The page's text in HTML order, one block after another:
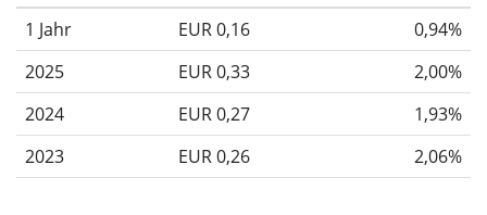
1 Jahr
EUR 0,16
0,94%
2025
EUR 0,33
2,00%
2024
EUR 0,27
1,93%
2023
EUR 0,26 2,06%